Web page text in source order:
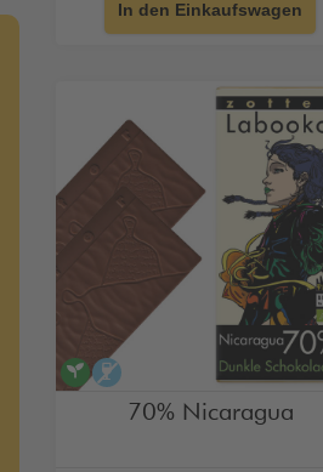
In den Einkaufswagen
veganalkoholfrei
70% Nicaragua